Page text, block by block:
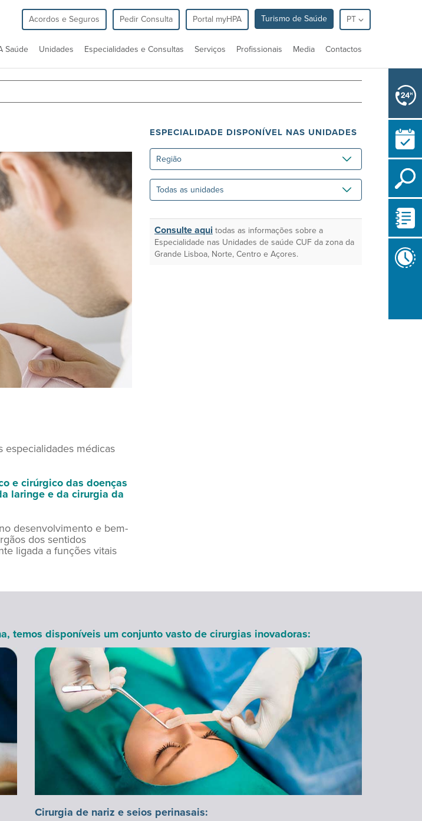
Acordos e Seguros Pedir Consulta Portal myHPA Turismo de Saúde PT
Saúde Unidades Especialidades e Consultas Serviços Profissionais Media Contactos
especialidades médicas
e cirúrgico das doenças
laringe e da cirurgia da
desenvolvimento e bem-
dos sentidos
ligada a funções vitais
ESPECIALIDADE DISPONÍVEL NAS UNIDADES
Região
Todas
Consulte aqui todas as informações sobre a
Especialidade nas Unidades de saúde CUF da zona da
Grande Lisboa, Norte, Centro e Açores.
temos disponíveis um conjunto vasto de cirurgias inovadoras:
Cirurgia de nariz e seios perinasais: